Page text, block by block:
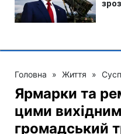
Головна » Життя »
Ярмарки та
цими
громадський